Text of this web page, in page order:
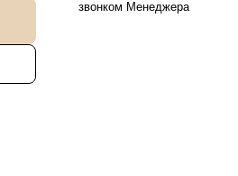
звонком Менеджера